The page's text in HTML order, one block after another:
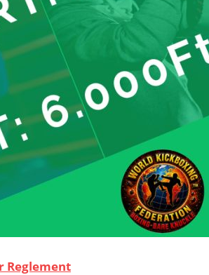
Februar 2019
forms
17. Februar 2019
forms
5. Dezember 2022
Reglement